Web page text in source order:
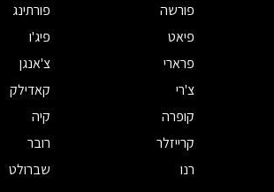
פורשה
פורתינג
פיאט
פיג'ו
פרארי
צ'אנגן
צ'רי
קאדילק
קופרה
קיה
קרייזלר
רובר
רנו
שברולט